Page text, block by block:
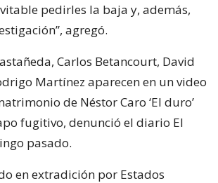
pedirles la baja y, además,
agregó.
Carlos Betancourt, David
Martínez aparecen en un video
de Néstor Caro ‘El duro’
fugitivo, denunció el diario El
pasado.
en extradición por Estados